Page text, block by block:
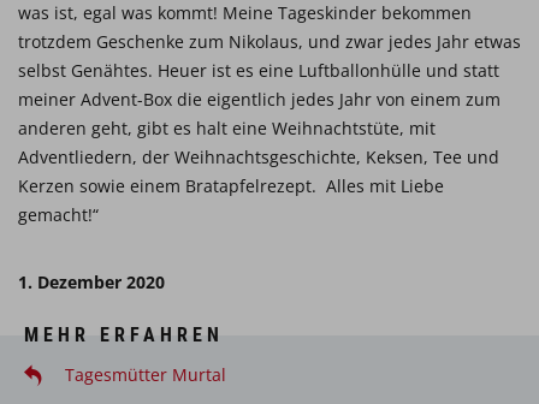
was ist, egal was kommt! Meine Tageskinder bekommen
trotzdem Geschenke zum Nikolaus, und zwar jedes Jahr etwas
selbst Genähtes. Heuer ist es eine Luftballonhülle und statt
meiner Advent-Box die eigentlich jedes Jahr von einem zum
anderen geht, gibt es halt eine Weihnachtstüte, mit
Adventliedern, der Weihnachtsgeschichte, Keksen, Tee und
Kerzen sowie einem Bratapfelrezept. Alles mit Liebe
gemacht!“
1. Dezember 2020
MEHR ERFAHREN
Tagesmütter Murtal